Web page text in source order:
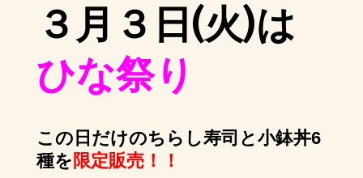
３月３日(火)は
ひな祭り
この日だけのちらし寿司と小鉢丼6
種を 限定販売！！